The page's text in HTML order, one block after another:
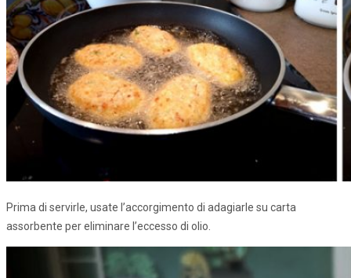
Prima di servirle, usate l’accorgimento di adagiarle su carta
assorbente per eliminare l’eccesso di olio.